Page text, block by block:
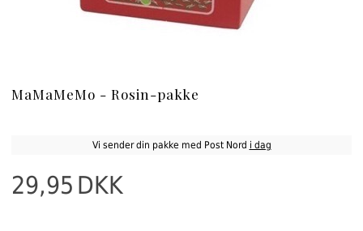
MaMaMeMo - Rosin-pakke
Vi sender din pakke med Post Nord i dag
29,95 DKK